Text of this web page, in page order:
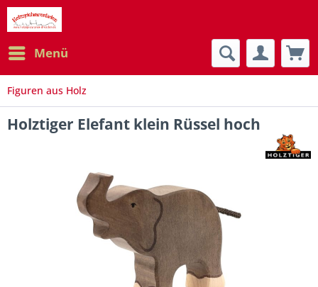
Menü
Figuren aus Holz
Holztiger Elefant klein Rüssel hoch